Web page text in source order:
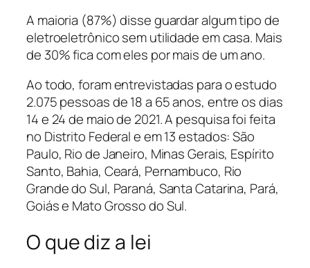
A maioria (87%) disse guardar algum tipo de
eletroeletrônico sem utilidade em casa. Mais
de 30% fica com eles por mais de um ano.
Ao todo, foram entrevistadas para o estudo
2.075 pessoas de 18 a 65 anos, entre os dias
14 e 24 de maio de 2021. A pesquisa foi feita
no Distrito Federal e em 13 estados: São
Paulo, Rio de Janeiro, Minas Gerais, Espírito
Santo, Bahia, Ceará, Pernambuco, Rio
Grande do Sul, Paraná, Santa Catarina, Pará,
Goiás e Mato Grosso do Sul.
O que diz a lei